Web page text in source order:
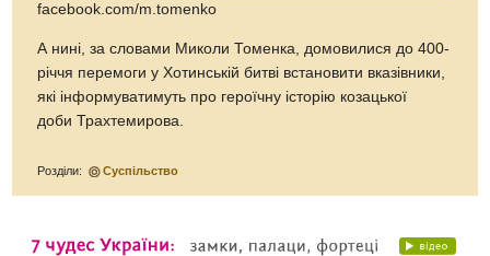
facebook.com/m.tomenko
А нині, за словами Миколи Томенка, домовилися до 400-
річчя перемоги у Хотинській битві встановити вказівники,
які інформуватимуть про героїчну історію козацької
доби Трахтемирова.
Розділи: Суспільство